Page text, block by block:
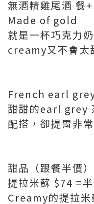
無酒精雞尾酒 餐
Made of gold
就是一杯巧克力
creamy又不會太
French earl
甜甜的earl grey
配搭，卻提胃非常
甜品（跟餐半價）
提拉米蘇 $74 =
Creamy的提拉米